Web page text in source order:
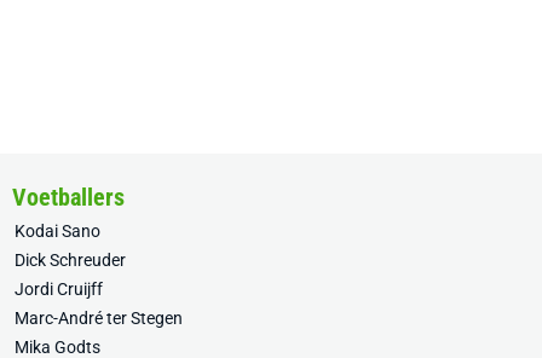
Voetballers
Kodai Sano
Dick Schreuder
Jordi Cruijff
Marc-André ter Stegen
Mika Godts